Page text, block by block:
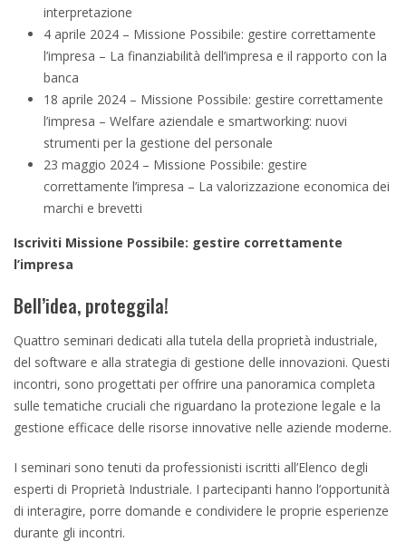
interpretazione
4 aprile 2024 – Missione Possibile: gestire correttamente
l’impresa – La finanziabilità dell’impresa e il rapporto con la
banca
18 aprile 2024 – Missione Possibile: gestire correttamente
l’impresa – Welfare aziendale e smartworking: nuovi
strumenti per la gestione del personale
23 maggio 2024 – Missione Possibile: gestire
correttamente l’impresa – La valorizzazione economica dei
marchi e brevetti
Iscriviti Missione Possibile: gestire correttamente
l’impresa
Bell’idea, proteggila!
Quattro seminari dedicati alla tutela della proprietà industriale,
del software e alla strategia di gestione delle innovazioni. Questi
incontri, sono progettati per offrire una panoramica completa
sulle tematiche cruciali che riguardano la protezione legale e la
gestione efficace delle risorse innovative nelle aziende moderne.
I seminari sono tenuti da professionisti iscritti all’Elenco degli
esperti di Proprietà Industriale. I partecipanti hanno l’opportunità
di interagire, porre domande e condividere le proprie esperienze
durante gli incontri.